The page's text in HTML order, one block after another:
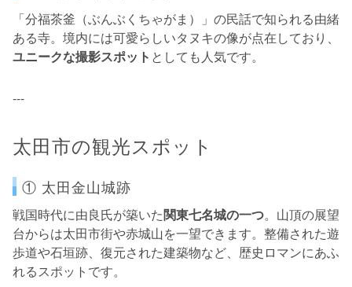
「分福茶釜（ぶんぶくちゃがま）」の民話で知られる由緒
ある寺。境内には可愛らしいタヌキの像が点在しており、
ユニークな撮影スポット としても人気です。
---
太田市の観光スポット
① 太田金山城跡
戦国時代に由良氏が築いた関東七名城の一つ。山頂の展望
台からは太田市街や赤城山を一望できます。整備された遊
歩道や石垣跡、復元された建築物など、歴史ロマンにあふ
れるスポットです。